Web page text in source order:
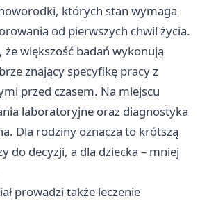
których stan wymaga
od pierwszych chwil życia.
że większość badań wykonują
znający specyfikę pracy z
przed czasem. Na miejscu
laboratoryjne oraz diagnostyka
Dla rodziny oznacza to krótszą
do decyzji, a dla dziecka – mniej
prowadzi także leczenie